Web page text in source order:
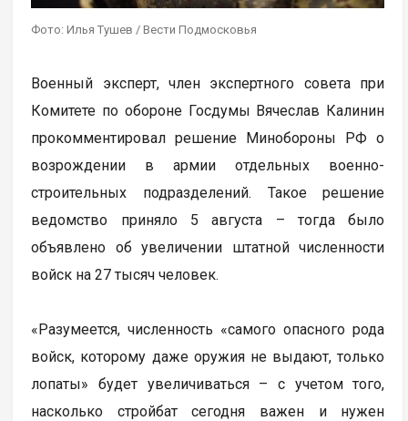
Фото: Илья Тушев / Вести Подмосковья
Военный эксперт, член экспертного совета при
Комитете по обороне Госдумы Вячеслав Калинин
прокомментировал решение Минобороны РФ о
возрождении в армии отдельных военно-
строительных подразделений. Такое решение
ведомство приняло 5 августа – тогда было
объявлено об увеличении штатной численности
войск на 27 тысяч человек.
«Разумеется, численность «самого опасного рода
войск, которому даже оружия не выдают, только
лопаты» будет увеличиваться – с учетом того,
насколько стройбат сегодня важен и нужен